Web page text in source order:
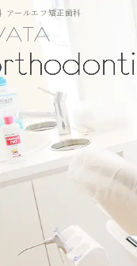
アールエフ矯正歯科